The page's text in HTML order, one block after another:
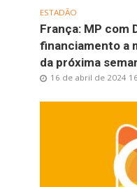
ESTADÃO
França: MP com
financiamento a
da próxima
16 de abril de 2024